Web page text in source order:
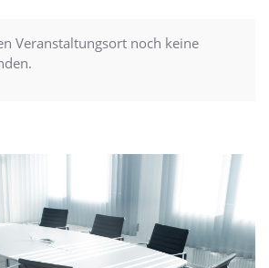
Veranstaltungsort noch keine